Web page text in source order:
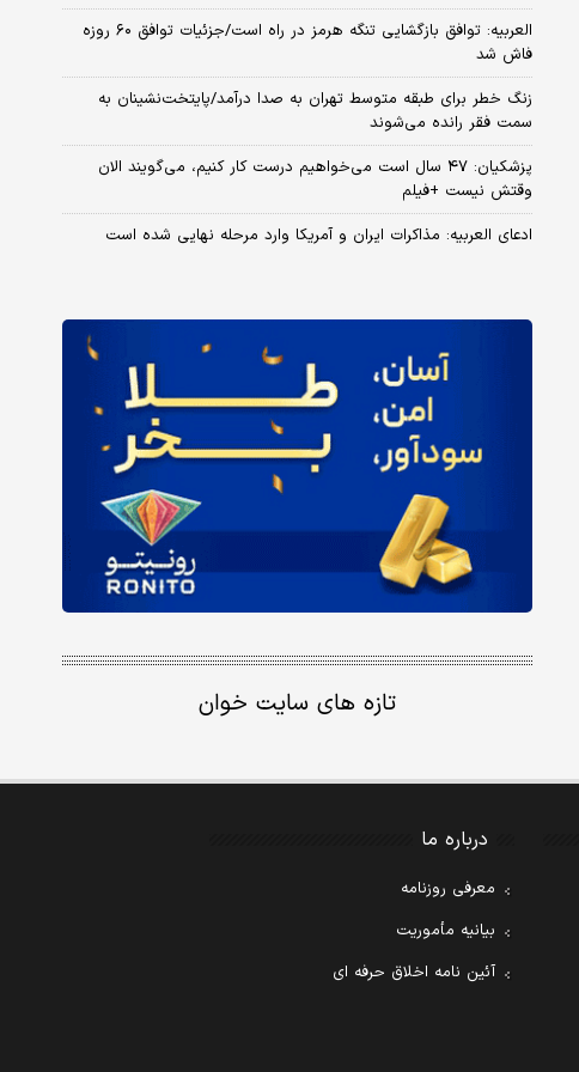
العربیه: توافق بازگشایی تنگه هرمز در راه است/جزئیات توافق ۶۰ روزه
فاش شد
زنگ خطر برای طبقه متوسط تهران به صدا درآمد/پایتخت‌نشینان به
سمت فقر رانده می‌شوند
پزشکیان: ۴۷ سال است می‌خواهیم درست کار کنیم، می‌گویند الان
وقتش نیست +فیلم
ادعای العربیه: مذاکرات ایران و آمریکا وارد مرحله نهایی شده است
تازه های سایت خوان
درباره ما
معرفی روزنامه
بیانیه مأموریت
آئین نامه اخلاق حرفه ای